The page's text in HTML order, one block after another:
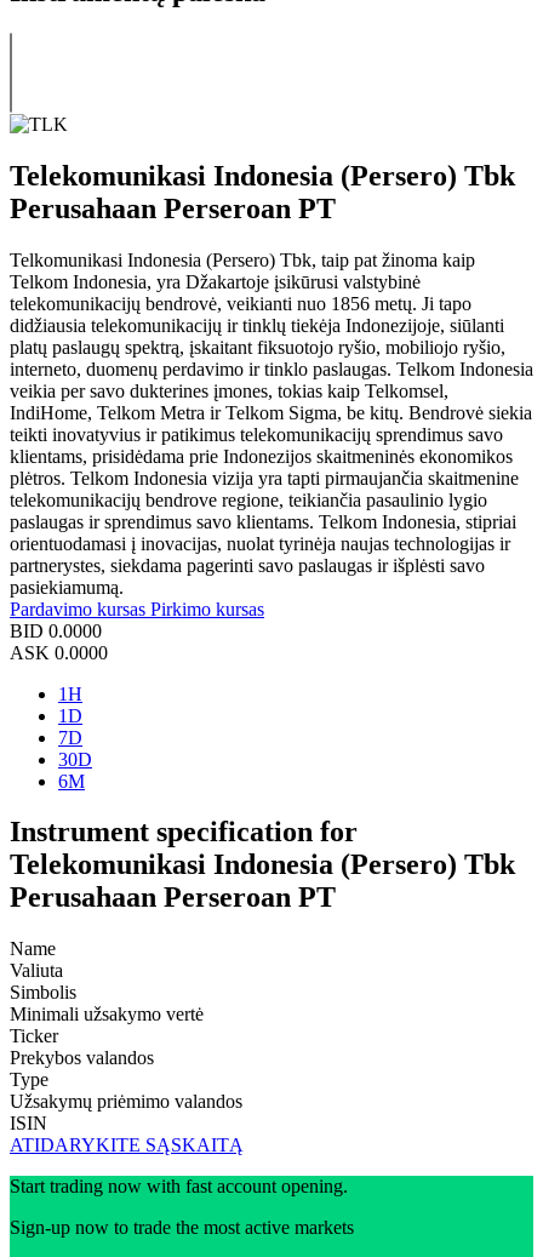
Telekomunikasi Indonesia (Persero) Tbk
Perusahaan Perseroan PT
Telkomunikasi Indonesia (Persero) Tbk, taip pat žinoma kaip
Telkom Indonesia, yra Džakartoje įsikūrusi valstybinė
telekomunikacijų bendrovė, veikianti nuo 1856 metų. Ji tapo
didžiausia telekomunikacijų ir tinklų tiekėja Indonezijoje, siūlanti
platų paslaugų spektrą, įskaitant fiksuotojo ryšio, mobiliojo ryšio,
interneto, duomenų perdavimo ir tinklo paslaugas. Telkom Indonesia
veikia per savo dukterines įmones, tokias kaip Telkomsel,
IndiHome, Telkom Metra ir Telkom Sigma, be kitų. Bendrovė siekia
teikti inovatyvius ir patikimus telekomunikacijų sprendimus savo
klientams, prisidėdama prie Indonezijos skaitmeninės ekonomikos
plėtros. Telkom Indonesia vizija yra tapti pirmaujančia skaitmenine
telekomunikacijų bendrove regione, teikiančia pasaulinio lygio
paslaugas ir sprendimus savo klientams. Telkom Indonesia, stipriai
orientuodamasi į inovacijas, nuolat tyrinėja naujas technologijas ir
partnerystes, siekdama pagerinti savo paslaugas ir išplėsti savo
pasiekiamumą.
Pardavimo kursas Pirkimo kursas
BID 0.0000
ASK 0.0000
1H
1D
7D
30D
6M
Instrument specification for
Telekomunikasi Indonesia (Persero) Tbk
Perusahaan Perseroan PT
Name
Valiuta
Simbolis
Minimali užsakymo vertė
Ticker
Prekybos valandos
Type
Užsakymų priėmimo valandos
ISIN
ATIDARYKITE SĄSKAITĄ
Start trading now with fast account opening.
Sign-up now to trade the most active markets